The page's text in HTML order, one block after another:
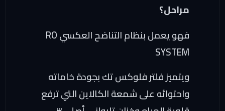
مراحل؟
فهو يعمل بنظام التناضح العكسي RO
SYSTEM
ويتميز فلتر فلوكس تك بجودة خاماته
واحتوائه على شمعة الكالاين التي ترفع